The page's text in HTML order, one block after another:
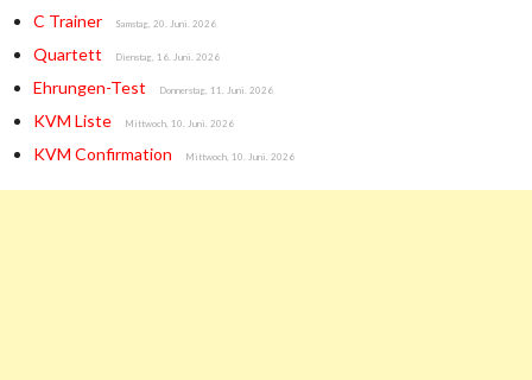
C Trainer Samstag, 20. Juni. 2026
Quartett Dienstag, 16. Juni. 2026
Ehrungen-Test Donnerstag, 11. Juni. 2026
KVM Liste Mittwoch, 10. Juni. 2026
KVM Confirmation Mittwoch, 10. Juni. 2026